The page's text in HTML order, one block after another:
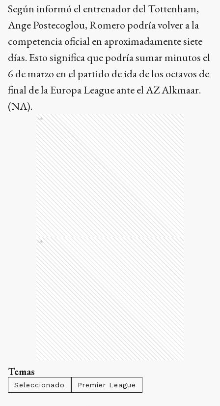
Según informó el entrenador del Tottenham,
Ange Postecoglou, Romero podría volver a la
competencia oficial en aproximadamente siete
días. Esto significa que podría sumar minutos el
6 de marzo en el partido de ida de los octavos de
final de la Europa League ante el AZ Alkmaar.
(NA).
Ads
Ads
Temas
Seleccionado Premier League